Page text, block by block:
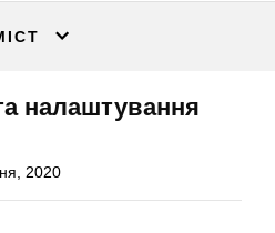
налаштування
2020